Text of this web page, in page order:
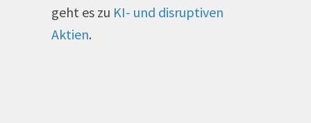
geht es zu KI- und disruptiven
Aktien.